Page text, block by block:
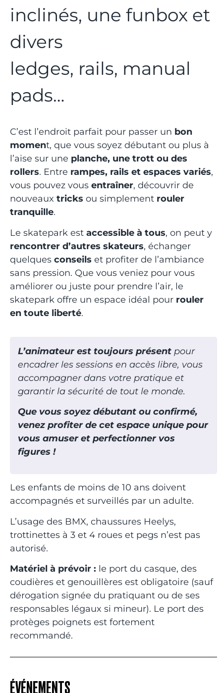
inclinés, une funbox et
divers
ledges, rails, manual
pads…
C’est l’endroit parfait pour passer un bon
moment, que vous soyez débutant ou plus à
l’aise sur une planche, une trott ou des
rollers. Entre rampes, rails et espaces variés,
vous pouvez vous entraîner, découvrir de
nouveaux tricks ou simplement rouler
tranquille.
Le skatepark est accessible à tous, on peut y
rencontrer d’autres skateurs, échanger
quelques conseils et profiter de l’ambiance
sans pression. Que vous veniez pour vous
améliorer ou juste pour prendre l’air, le
skatepark offre un espace idéal pour rouler
en toute liberté.
L’animateur est toujours présent pour
encadrer les sessions en accès libre, vous
accompagner dans votre pratique et
garantir la sécurité de tout le monde.
Que vous soyez débutant ou confirmé,
venez profiter de cet espace unique pour
vous amuser et perfectionner vos
figures !
Les enfants de moins de 10 ans doivent
accompagnés et surveillés par un adulte.
L’usage des BMX, chaussures Heelys,
trottinettes à 3 et 4 roues et pegs n’est pas
autorisé.
Matériel à prévoir : le port du casque, des
coudières et genouillères est obligatoire (sauf
dérogation signée du pratiquant ou de ses
responsables légaux si mineur). Le port des
protèges poignets est fortement
recommandé.
ÉVÉNEMENTS